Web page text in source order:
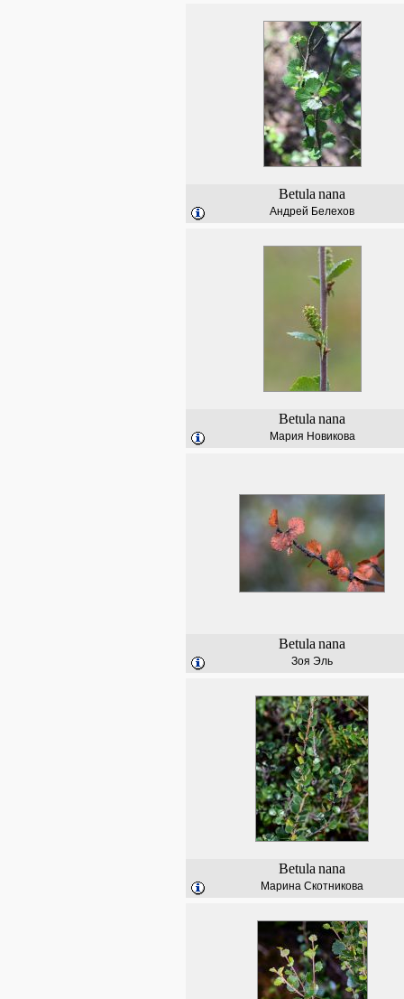
Betula nana
Андрей Белехов
Betula nana
Мария Новикова
Betula nana
Зоя Эль
Betula nana
Марина Скотникова